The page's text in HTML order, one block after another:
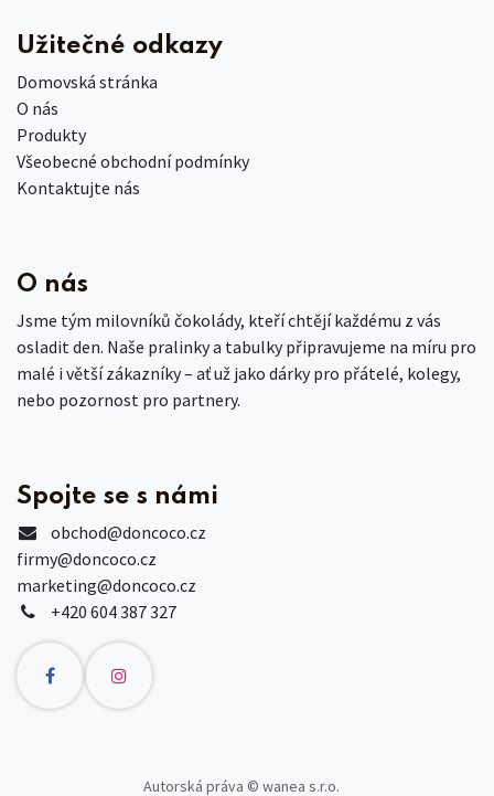
Užitečné odkazy
Domovská stránka
O nás
Produkty
Všeobecné obchodní podmínky
Kontaktujte nás
O nás
Jsme tým milovníků čokolády, kteří chtějí každému z vás
osladit den. Naše pralinky a tabulky připravujeme na míru pro
malé i větší zákazníky – ať už jako dárky pro přátelé, kolegy,
nebo pozornost pro partnery.
Spojte se s námi
obchod@doncoco.cz
firmy@doncoco.cz
marketing@doncoco.cz
+420 604 387 327
Autorská práva © wanea s.r.o.